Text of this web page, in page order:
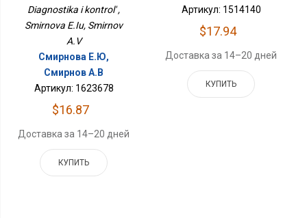
Diagnostika i kontrol' ,
Smirnova E.Iu, Smirnov
A.V
Смирнова Е.Ю,
Смирнов А.В
Артикул: 1623678
$16.87
Доставка за 14–20 дней
КУПИТЬ
Артикул: 1514140
$17.94
Доставка за 14–20 дней
КУПИТЬ